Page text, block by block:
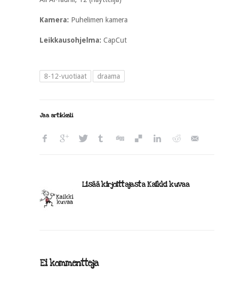
Kamera: Puhelimen kamera
Leikkausohjelma: CapCut
8-12-vuotiaat draama
Jaa artikkeli
Lisää kirjoittajasta Kaikki kuvaa
Ei kommentteja